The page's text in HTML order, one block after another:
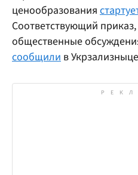
ценообразования
Соответствующий
общественные
сообщили в